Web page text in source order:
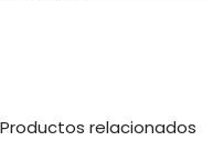
Productos relacionados